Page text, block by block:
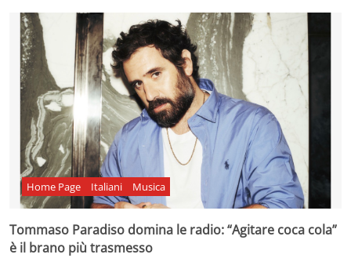
Home Page Italiani Musica
Tommaso Paradiso domina le radio: “Agitare coca cola”
è il brano più trasmesso